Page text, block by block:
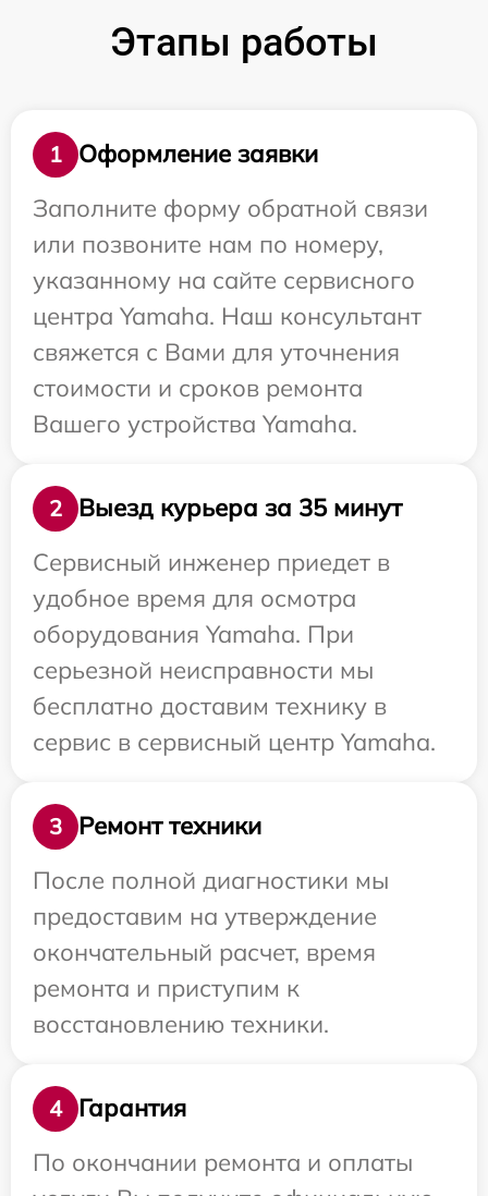
Этапы работы
1
Оформление заявки
Заполните форму обратной связи
или позвоните нам по номеру,
указанному на сайте сервисного
центра Yamaha. Наш консультант
свяжется с Вами для уточнения
стоимости и сроков ремонта
Вашего устройства Yamaha.
2
Выезд курьера за 35 минут
Сервисный инженер приедет в
удобное время для осмотра
оборудования Yamaha. При
серьезной неисправности мы
бесплатно доставим технику в
сервис в сервисный центр Yamaha.
3
Ремонт техники
После полной диагностики мы
предоставим на утверждение
окончательный расчет, время
ремонта и приступим к
восстановлению техники.
4
Гарантия
По окончании ремонта и оплаты